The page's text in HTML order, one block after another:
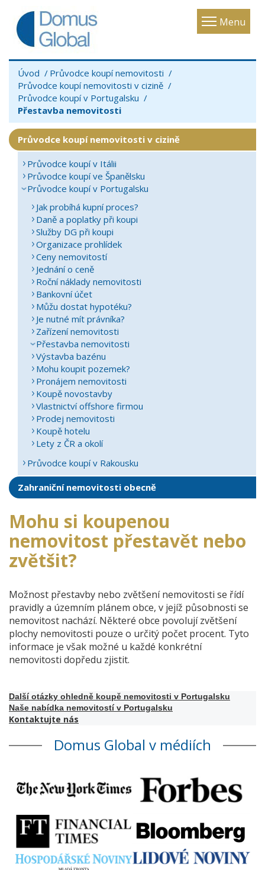
Menu
Toggle
Úvod
Průvodce koupí nemovitosti
Průvodce koupí nemovitosti v cizině
Průvodce koupí v Portugalsku
Přestavba nemovitosti
Průvodce koupí nemovitosti v cizině
Průvodce koupí v Itálii
Průvodce koupí ve Španělsku
Průvodce koupí v Portugalsku
Jak probíhá kupní proces?
Daně a poplatky při koupi
Služby DG při koupi
Organizace prohlídek
Ceny nemovitostí
Jednání o ceně
Roční náklady nemovitosti
Bankovní účet
Můžu dostat hypotéku?
Je nutné mít právníka?
Zařízení nemovitosti
Přestavba nemovitosti
Výstavba bazénu
Mohu koupit pozemek?
Pronájem nemovitosti
Koupě novostavby
Vlastnictví offshore firmou
Prodej nemovitosti
Koupě hotelu
Lety z ČR a okolí
Průvodce koupí v Rakousku
Zahraniční nemovitosti obecně
Mohu si koupenou
nemovitost přestavět nebo
zvětšit?
Možnost přestavby nebo zvětšení nemovitosti se řídí
pravidly a územním plánem obce, v jejíž působnosti se
nemovitost nachází. Některé obce povolují zvětšení
plochy nemovitosti pouze o určitý počet procent. Tyto
informace je však možné u každé konkrétní
nemovitosti dopředu zjistit.
Další otázky ohledně koupě nemovitosti v Portugalsku
Naše nabídka nemovitostí v Portugalsku
Kontaktujte nás
Domus Global v médiích